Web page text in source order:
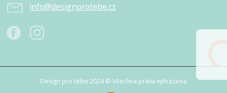
info@designprotebe.cz
Design pro tebe 2024 © Všechna práva vyhrazena